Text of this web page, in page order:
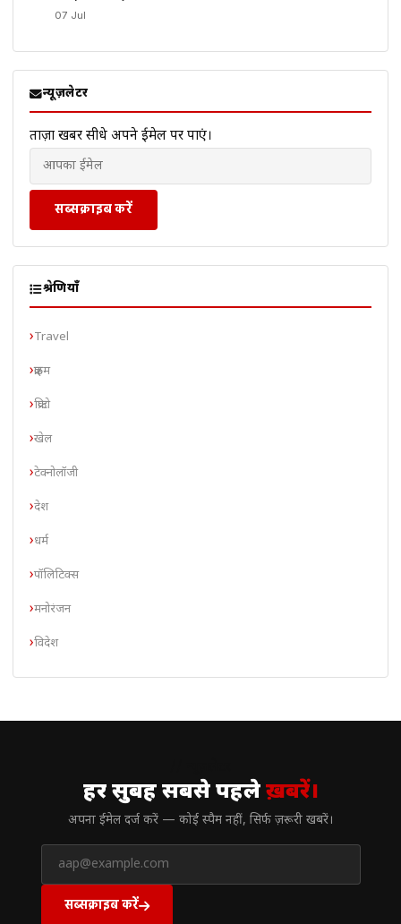
07 Jul
न्यूज़लेटर
ताज़ा खबरें सीधे अपने ईमेल पर पाएं।
सब्सक्राइब करें
श्रेणियाँ
Travel
क्राइम
क्रिप्टो
खेल
टेक्नोलॉजी
देश
धर्म
पॉलिटिक्स
मनोरंजन
विदेश
हर सुबह सबसे पहलेख़बरें।
अपना ईमेल दर्ज करें — कोई स्पैम नहीं, सिर्फ ज़रूरी खबरें।
सब्सक्राइब करें